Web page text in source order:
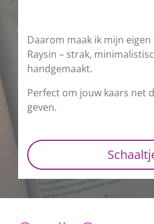
Daarom maak ik mijn eigen
Raysin – strak,
handgemaakt.
Perfect om jouw kaars net
geven.